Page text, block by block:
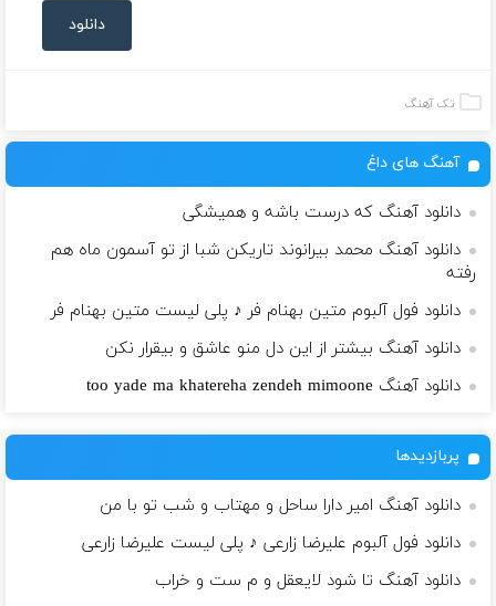
دانلود
تک آهنگ
آهنگ های داغ
دانلود آهنگ که درست باشه و همیشگی
دانلود آهنگ محمد بیرانوند تاریکن شبا از تو آسمون ماه هم
رفته
دانلود فول آلبوم متین بهنام فر ♪ پلی لیست متین بهنام فر
دانلود آهنگ بیشتر از این دل منو عاشق و بیقرار نکن
دانلود آهنگ too yade ma khatereha zendeh mimoone
پربازدیدها
دانلود آهنگ امیر دارا ساحل و مهتاب و شب تو با من
دانلود فول آلبوم علیرضا زارعی ♪ پلی لیست علیرضا زارعی
دانلود آهنگ تا شود لایعقل و م ست و خراب